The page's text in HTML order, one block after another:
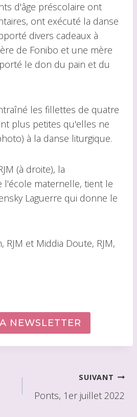
d'âge préscolaire ont
ont exécuté la danse
divers cadeaux à
de Fonibo et une mère
le don du pain et du
les fillettes de quatre
plus petites qu'elles ne
à la danse liturgique.
(à droite), la
l'école maternelle, tient le
Laguerre qui donne le
et Middia Doute, RJM,
NEWSLETTER
SUIVANT
Ponts, 1er juillet 2022